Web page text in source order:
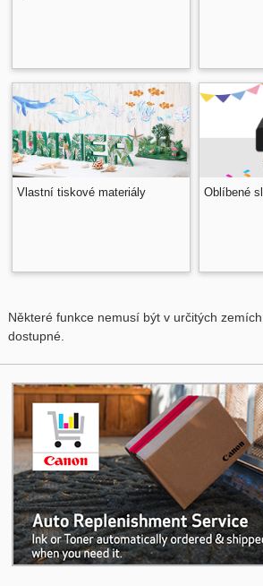
Oblíbené
Vlastní tiskové materiály
Některé funkce nemusí být v určitých
dostupné.